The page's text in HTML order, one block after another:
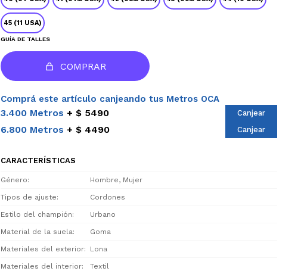
45 (11 USA)
GUÍA DE TALLES
COMPRAR
Comprá este artículo canjeando tus Metros OCA
3.400 Metros $ 5490 Canjear
6.800 Metros $ 4490 Canjear
CARACTERÍSTICAS
Género Hombre, Mujer
Tipos de ajuste Cordones
Estilo del champión Urbano
Material de la suela Goma
Materiales del exterior Lona
Materiales del interior Textil